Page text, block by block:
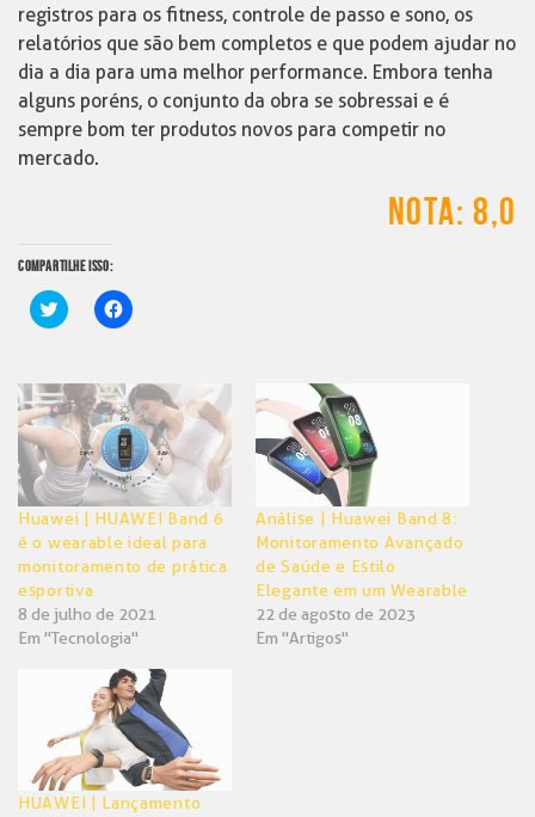
registros para os fitness, controle de passo e sono, os
relatórios que são bem completos e que podem ajudar no
dia a dia para uma melhor performance. Embora tenha
alguns poréns, o conjunto da obra se sobressai e é
sempre bom ter produtos novos para competir no
mercado.
NOTA: 8,0
COMPARTILHE ISSO:
Clique
para
em
nova
janela)
Clique
para
em
nova
janela)
Huawei | HUAWEI Band 6
é o wearable ideal para
monitoramento de prática
esportiva
8 de julho de 2021
Em "Tecnologia"
Análise | Huawei Band 8:
Monitoramento Avançado
de Saúde e Estilo
Elegante em um Wearable
22 de agosto de 2023
Em "Artigos"
HUAWEI | Lançamento